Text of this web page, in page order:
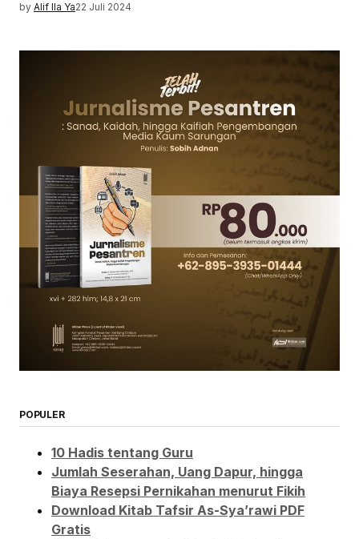
by Alif Ila Ya22 Juli 2024
POPULER
10 Hadis tentang Guru
Jumlah Seserahan, Uang Dapur, hingga
Biaya Resepsi Pernikahan menurut Fikih
Download Kitab Tafsir As-Sya’rawi PDF
Gratis